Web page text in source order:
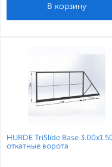
HURDE TriSlide Base
откатные ворота